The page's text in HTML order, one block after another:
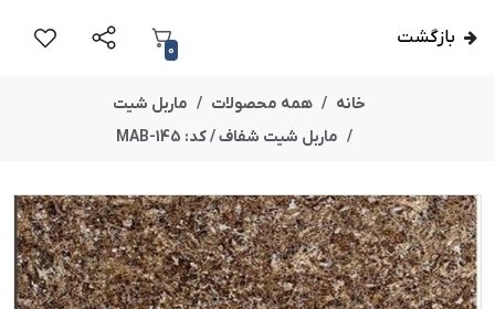
بازگشت
0
خانه همه محصولات
ماربل شیت
ماربل شیت شفاف / کد: MAB-145